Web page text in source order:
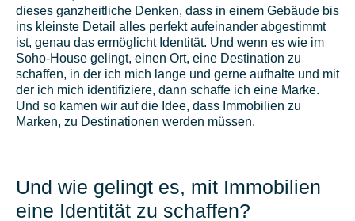
dieses ganzheitliche Denken, dass in einem Gebäude bis
ins kleinste Detail alles perfekt aufeinander abgestimmt
ist, genau das ermöglicht Identität. Und wenn es wie im
Soho-House gelingt, einen Ort, eine Destination zu
schaffen, in der ich mich lange und gerne aufhalte und mit
der ich mich identifiziere, dann schaffe ich eine Marke.
Und so kamen wir auf die Idee, dass Immobilien zu
Marken, zu Destinationen werden müssen.
Und wie gelingt es, mit Immobilien
eine Identität zu schaffen?